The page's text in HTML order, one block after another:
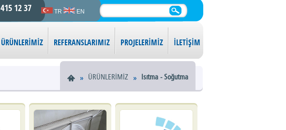
TR EN
415 12 37
ÜRÜNLERİMİZ REFERANSLARIMIZ PROJELERİMİZ İLETİŞİM
ÜRÜNLERİMİZ Isıtma - Soğutma